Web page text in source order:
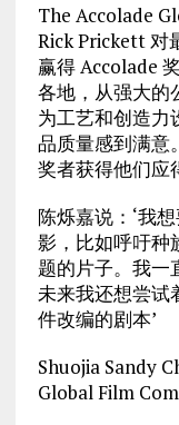
The Accolade
Rick Prickett 对
赢得 Accolade
各地，从强大的
为工艺和创造力
品质量感到满意
奖者获得他们应
陈烁嘉说：‘我
影，比如呼吁种
题的片子。我一
未来我还想尝试
件改编的剧本’
Shuojia Sandy
Global Film